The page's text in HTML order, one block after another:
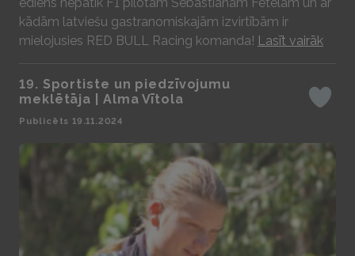
kādām latviešu gastranomiskajām izvirtībām ir
mielojusies RED BULL Racing komanda! Lasīt vairāk
19. Sportiste un piedzīvojumu
meklētāja | Alma Vītola
Publicēts 19.11.2024